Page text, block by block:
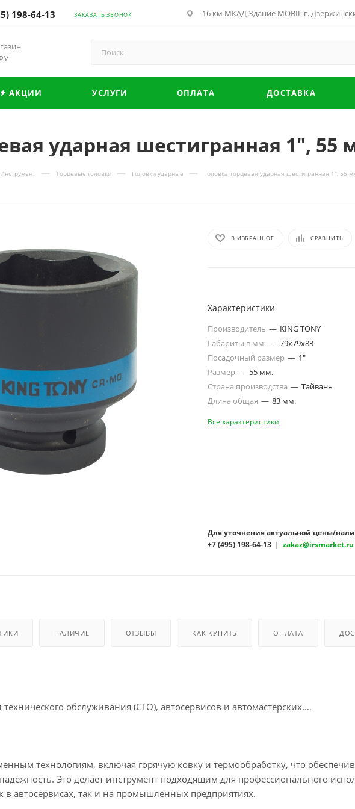
198-64-13 ЗАКАЗАТЬ ЗВОНОК 16 км МКАД Здание MOBIL г.
АКЦИИ УСЛУГИ ОПЛАТА ДОСТАВКА
ударная шестигранная 1", 55
— Торцевые головки — Головки ударные — Головка торцевая ударная шестигранная 1", 55
В ИЗБРАННОЕ СРАВНИТЬ
Характеристики
Производитель — KING TONY
Габариты в мм. — 79х79х83
Посадочный размер — 1"
Размер — 55 мм.
Страна производства — Тайвань
Длина общая — 83 мм.
Все характеристики
Для уточнения актуальной цены/
+7 (495) 198-64-13 |zakaz@irsmarket.ru
НАЛИЧИЕ ОТЗЫВЫ КАК КУПИТЬ ОПЛАТА
обслуживания (СТО), автосервисов и автомастерских.
технологиям, включая горячую ковку и термообработку, что
Это делает инструмент подходящим для профессионального
в автосервисах, так и на промышленных предприятиях.